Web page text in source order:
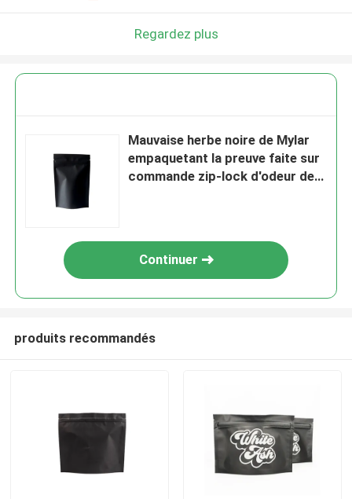
Regardez plus
Mauvaise herbe noire de Mylar
empaquetant la preuve faite sur
commande zip-lock d'odeur de
Continuer
produits recommandés